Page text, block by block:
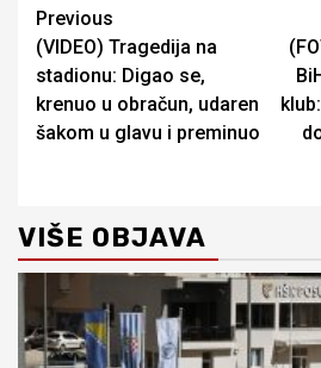
Continue
Reading
Previous
(VIDEO) Tragedija na
stadionu: Digao se,
krenuo u obračun, udaren
šakom u glavu i preminuo
VIŠE OBJAVA